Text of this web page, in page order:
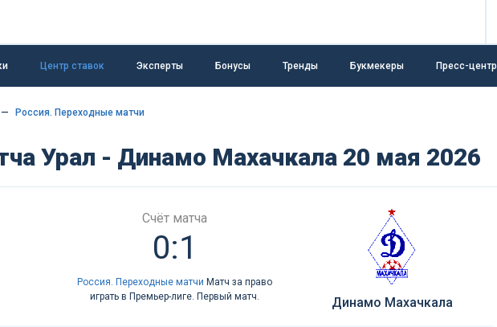
Центр ставок Эксперты Бонусы Тренды Букмекеры Пресс-центр
Россия. Переходные матчи
Урал - Динамо Махачкала 20 мая 2026
Счёт матча
0:1
Россия. Переходные матчи Матч за право
играть в Премьер-лиге. Первый матч.
Динамо Махачкала